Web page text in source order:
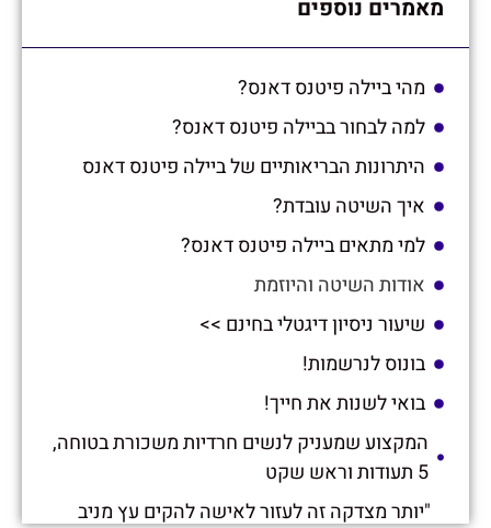
מאמרים נוספים
מהי ביילה פיטנס דאנס?
למה לבחור בביילה פיטנס דאנס?
היתרונות הבריאותיים של ביילה פיטנס דאנס
איך השיטה עובדת?
למי מתאים ביילה פיטנס דאנס?
אודות השיטה והיוזמת
שיעור ניסיון דיגטלי בחינם >>
בונוס לנרשמות!
בואי לשנות את חייך!
המקצוע שמעניק לנשים חרדיות משכורת בטוחה,
5 תעודות וראש שקט
"יותר מצדקה זה לעזור לאישה להקים עץ מניב